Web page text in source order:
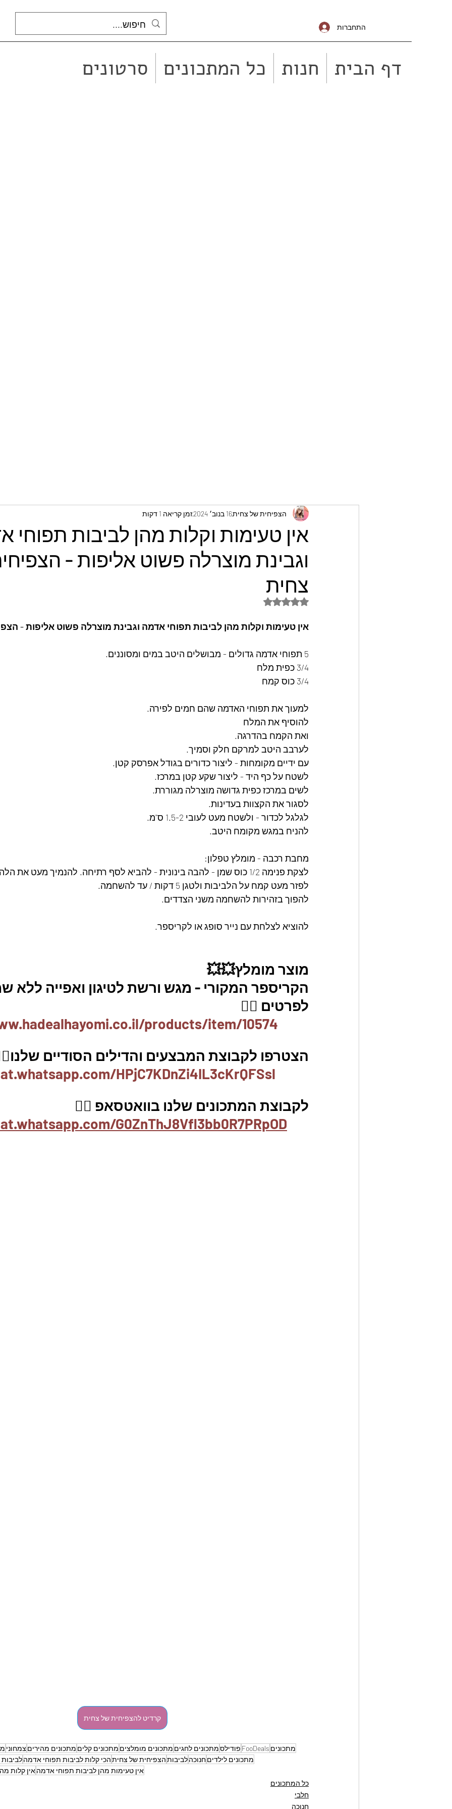
התחברות
דף הבית חנות כל המתכונים סרטונים
אין טעימות וקלות מהן לביבות תפוחי
וגבינת מוצרלה פשוט אליפות -
צחית
הצפיחית של צחית16 בנוב׳ 2024 זמן קריאה 1 דקות
דירוג של NaN מתוך 5 כוכבים
אין טעימות וקלות מהן לביבות תפוחי אדמה וגבינת מוצרלה פשוט אליפות -
5 תפוחי אדמה גדולים - מבושלים היטב במים ומסוננים.
3/4 כפית מלח
3/4 כוס קמח
למעוך את תפוחי האדמה שהם חמים לפירה.
להוסיף את המלח
ואת הקמח בהדרגה.
לערבב היטב למרקם חלק וסמיך.
עם ידיים מקומחות - ליצור כדורים בגודל אפרסק קטן.
לשטח על כף היד - ליצור שקע קטן במרכז.
לשים במרכז כפית גדושה מוצרלה מגוררת.
לסגור את הקצוות בעדינות.
לגלגל לכדור - ולשטח מעט לעובי 1.5-2 ס"מ.
להניח במגש מקומח היטב.
מחבת רכבה - מומלץ טפלון:
לצקת פנימה 1/2 כוס שמן - להבה בינונית - להביא לסף רתיחה. להנמיך מעט את הלהבה.
לפזר מעט קמח על הלביבות ולטגן 5 דקות / עד להשחמה.
להפוך בזהירות להשחמה משני הצדדים.
להוציא לצלחת עם נייר סופג או לקריספר.
מוצר מומלץ💥💥
הקריספר המקורי - מגש ורשת לטיגון ואפייה ללא
לפרטים 👇🏼
products/item/10574
הצטרפו לקבוצת המבצעים והדילים הסודיים
HPjC7KDnZi4IL3cKrQFSsl
לקבוצת המתכונים שלנו בוואטסאפ 👇🏽
G0ZnThJ8Vfl3bb0R7PRpOD
קרדיט להצפיחית של צחית
מתכונים FooDeals פודילסמתכונים לחגים מתכונים מומלצים מתכונים קלים מתכונים מהירים צמחוני
מתכונים לילדיםחנוכהלביבותהצפיחית של צחיתהכי קלות לביבות תפוחי אדמה
אין טעימות מהן לביבות תפוחי אדמהאין קלות
כל המתכונים
חלבי
חנוכה